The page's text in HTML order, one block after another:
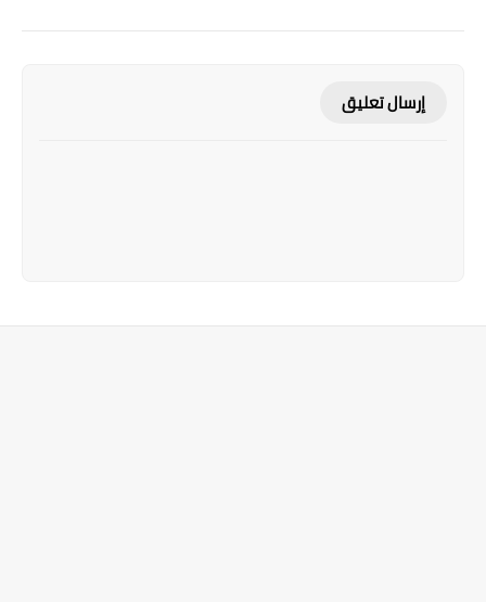
إرسال تعليق